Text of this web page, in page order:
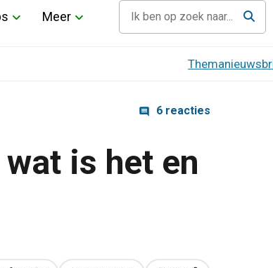
Meer
6 reacties
is het en